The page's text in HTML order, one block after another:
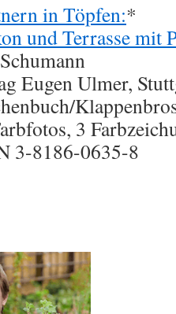
in Töpfen:*
und Terrasse mit
Eugen Ulmer,
3
3-8186-0635-8